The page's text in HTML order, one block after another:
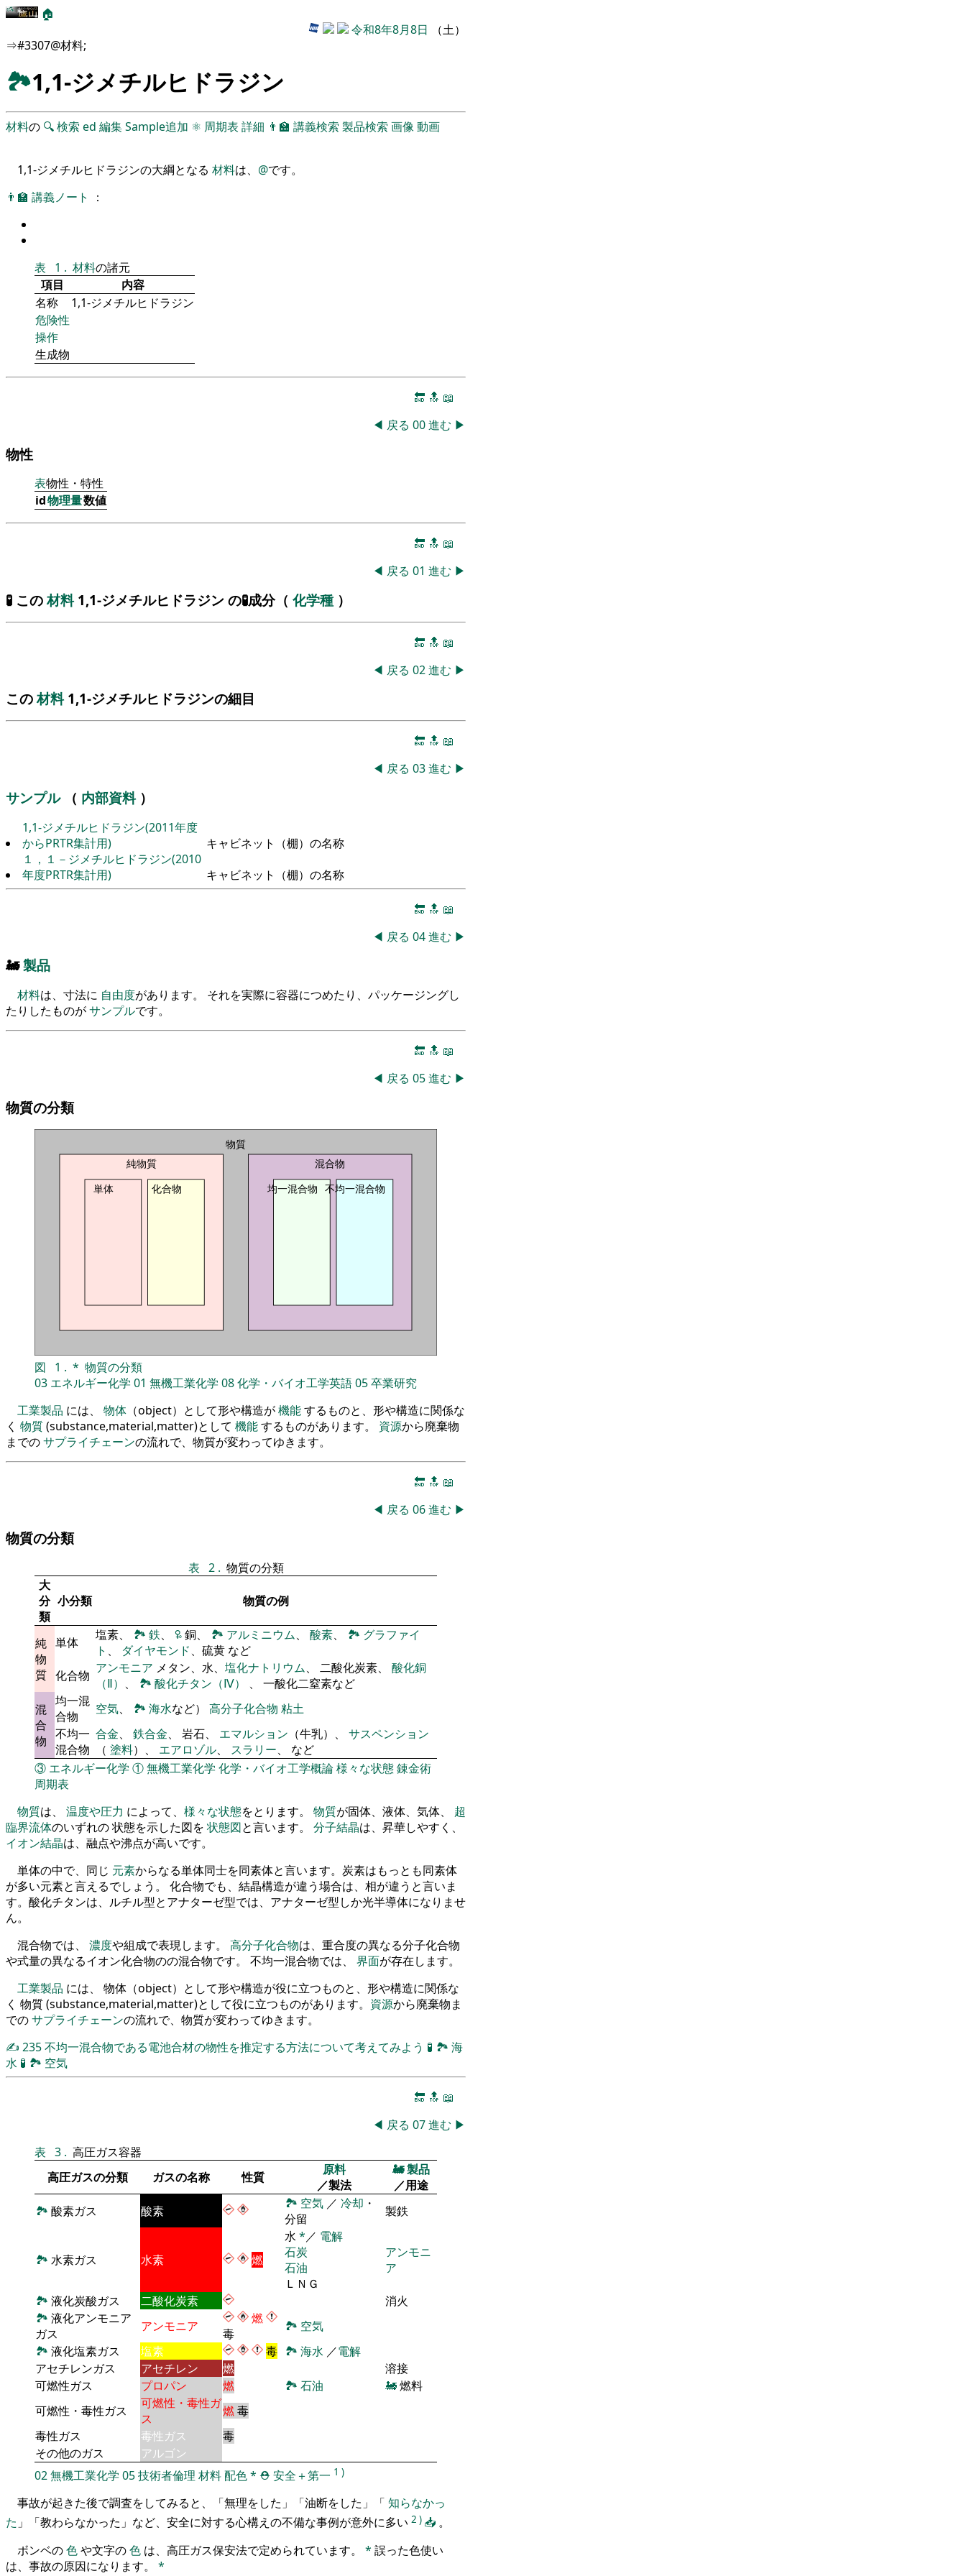
🏠
令和8年8月8日 （土）
⇒#3307@材料;
🏞1,1-ジメチルヒドラジン
材料の 🔍検索 ed 編集Sample追加 ⚛ 周期表 詳細 👨‍🏫 講義検索 製品検索 画像動画
1,1-ジメチルヒドラジンの大綱となる 材料は、 @です。
👨‍🏫 講義ノート ：
表 1 . 材料の諸元
項目
内容
名称
1,1-ジメチルヒドラジン
危険性
操作
生成物
🔚 🔝 📖
◀ 戻る 00進む ▶
物性
表物性・特性
id物理量数値
🔚 🔝 📖
◀ 戻る 01 進む ▶
🧪 この材料 1,1-ジメチルヒドラジン の🧪成分（ 化学種 ）
🔚 🔝 📖
◀ 戻る 02進む ▶
この材料 1,1-ジメチルヒドラジンの細目
🔚 🔝 📖
◀ 戻る 03進む ▶
サンプル （ 内部資料 ）
1,1-ジメチルヒドラジン(2011年度
からPRTR集計用)
キャビネット（棚）の名称
１，１－ジメチルヒドラジン(2010
年度PRTR集計用)
キャビネット（棚）の名称
🔚 🔝 📖
◀ 戻る 04進む ▶
🚂製品
材料は、寸法に 自由度があります。 それを実際に容器につめたり、パッケージングし
たりしたものがサンプルです。
🔚 🔝 📖
◀ 戻る 05進む ▶
物質の分類
物質
純物質
単体
化合物
混合物
均一混合物 不均一混合物
図 1 . * 物質の分類
03 エネルギー化学 01 無機工業化学 08化学・バイオ工学英語05卒業研究
工業製品 には、 物体 （object）として形や構造が機能するものと、形や構造に関係な
く 物質(substance,material,matter)として 機能するものがあります。 資源から廃棄物
までのサプライチェーンの流れで、物質が変わってゆきます。
🔚 🔝 📖
◀ 戻る 06進む ▶
物質の分類
表 2 . 物質の分類
大
分
類
小分類 物質の例
純
物
質
単体 塩素、 🏞 鉄、 🜠銅、 🏞 アルミニウム、 酸素、 🏞 グラファイ
ト 、 ダイヤモンド、硫黄 など
化合物 アンモニア メタン、水、 塩化ナトリウム、 二酸化炭素、 酸化銅
（Ⅱ） 、 🏞 酸化チタン（Ⅳ） 、 一酸化二窒素など
混
合
物
均一混
合物
空気、 🏞 海水など） 高分子化合物 粘土
不均一
混合物
合金、 鉄合金、 岩石、 エマルション （牛乳）、 サスペンション
（ 塗料）、 エアロゾル、 スラリー、 など
③ エネルギー化学 ①無機工業化学 化学・バイオ工学概論様々な状態錬金術
周期表
物質は、 温度や圧力 によって、 様々な状態をとります。 物質が固体、液体、気体、 超
臨界流体のいずれの 状態を示した図を 状態図と言います。 分子結晶は、昇華しやすく、
イオン結晶は、融点や沸点が高いです。
単体の中で、同じ 元素からなる単体同士を同素体と言います。炭素はもっとも同素体
が多い元素と言えるでしょう。 化合物でも、結晶構造が違う場合は、相が違うと言いま
す。酸化チタンは、ルチル型とアナターゼ型では、アナターゼ型しか光半導体になりませ
ん。
混合物では、 濃度や組成で表現します。 高分子化合物は、重合度の異なる分子化合物
や式量の異なるイオン化合物のの混合物です。 不均一混合物では、 界面が存在します。
工業製品 には、 物体（object）として形や構造が役に立つものと、形や構造に関係な
く 物質 (substance,material,matter)として役に立つものがあります。 資源から廃棄物ま
でのサプライチェーンの流れで、物質が変わってゆきます。
✍ 235不均一混合物である電池合材の物性を推定する方法について考えてみよう 🧪 🏞 海
水 🧪 🏞 空気
🔚 🔝 📖
◀ 戻る 07進む ▶
表 3 . 高圧ガス容器
高圧ガスの分類
ガスの名称 性質
原料
／製法
🚂 製品
／用途
🏞 酸素ガス 酸素 🏞 空気 ／ 冷却 ・
分留
製鉄
🏞 水素ガス 水素 燃
水 *／ 電解
石炭
石油
ＬＮＧ
アンモニ
ア
🏞 液化炭酸ガス 二酸化炭素
消火
🏞 液化アンモニア
ガス
アンモニア
燃
毒
🏞 空気
🏞 液化塩素ガス 塩素 毒 🏞 海水 ／電解
アセチレンガス
アセチレン 燃
溶接
可燃性ガス
プロパン 燃 🏞 石油 🚂燃料
可燃性・毒性ガス
可燃性・毒性ガ
ス
燃毒
毒性ガス
毒性ガス
毒
その他のガス
アルゴン
02無機工業化学 05技術者倫理 材料配色* ⛑️ 安全＋第一 1 )
事故が起きた後で調査をしてみると、「無理をした」「油断をした」「 知らなかっ
た」「教わらなかった」など、安全に対する心構えの不備な事例が意外に多い 2 ) 📥 。
ボンベの色や文字の色 は、高圧ガス保安法で定められています。 * 誤った色使い
は、事故の原因になります。 *